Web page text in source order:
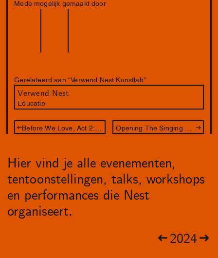
Mede mogelijk gemaakt door
Gerelateerd aan “Verwend Nest Kunstlab”
Verwend Nest
Educatie
Hier vind je alle evenementen,
tentoonstellingen, talks, workshops
en performances die Nest
organiseert.
2024